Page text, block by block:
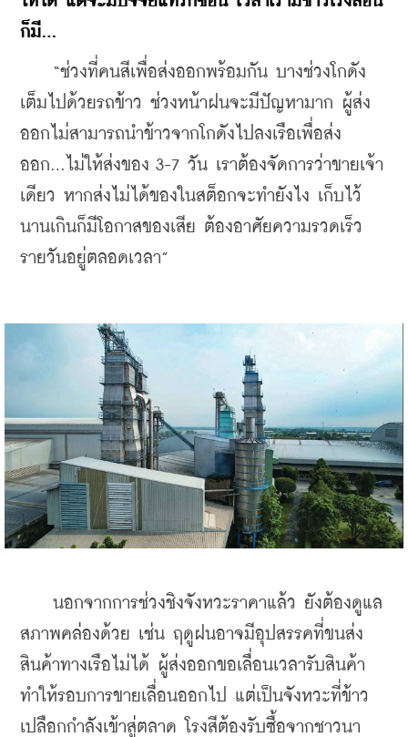
ก็มี...
“ช่วงที่คนสีเพื่อส่งออกพร้อมกัน บางช่วงโกดัง
เต็มไปด้วยรถข้าว ช่วงหน้าฝนจะมีปัญหามาก ผู้ส่ง
ออกไม่สามารถนำข้าวจากโกดังไปลงเรือเพื่อส่ง
ออก...ไม่ให้ส่งของ 3-7 วัน เราต้องจัดการว่าขายเจ้า
เดียว หากส่งไม่ได้ของในสต็อกจะทำยังไง เก็บไว้
นานเกินก็มีโอกาสของเสีย ต้องอาศัยความรวดเร็ว
รายวันอยู่ตลอดเวลา”
นอกจากการช่วงชิงจังหวะราคาแล้ว ยังต้องดูแล
สภาพคล่องด้วย เช่น ฤดูฝนอาจมีอุปสรรคที่ขนส่ง
สินค้าทางเรือไม่ได้ ผู้ส่งออกขอเลื่อนเวลารับสินค้า
ทำให้รอบการขายเลื่อนออกไป แต่เป็นจังหวะที่ข้าว
เปลือกกำลังเข้าสู่ตลาด โรงสีต้องรับซื้อจากชาวนา